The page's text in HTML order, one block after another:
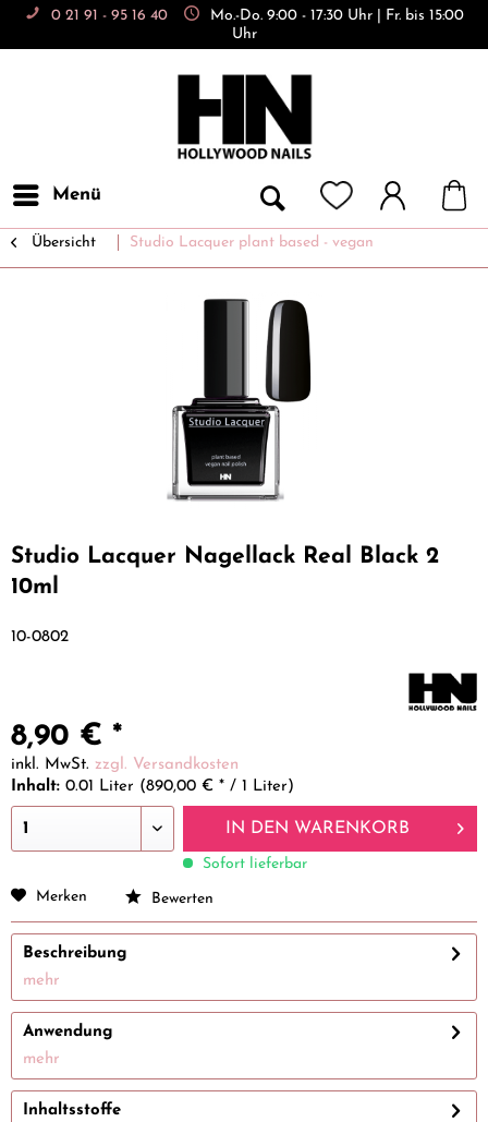
0 21 91 - 95 16 40
Mo.-Do. 9:00 - 17:30 Uhr | Fr. bis 15:00
Uhr
Menü
Übersicht Studio Lacquer plant based - vegan
Studio Lacquer Nagellack Real Black 2
10ml
10-0802
8,90 € *
inkl. MwSt. zzgl. Versandkosten
Inhalt: 0.01 Liter (890,00 € * / 1 Liter)
IN DEN WARENKORB
Sofort lieferbar
Merken
Bewerten
Beschreibung
mehr
Anwendung
mehr
Inhaltsstoffe